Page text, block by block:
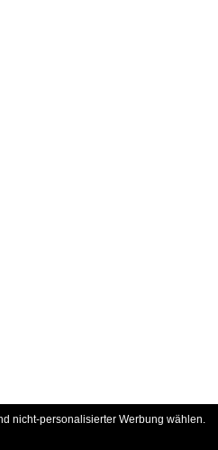
nicht-personalisierter Werbung wählen.